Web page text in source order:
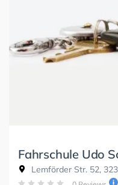
Fahrschule Udo
Lemförder Str. 52,